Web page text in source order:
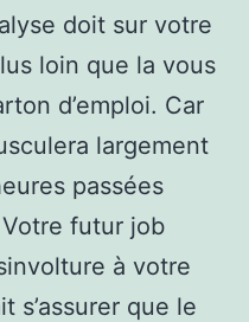
doit sur votre
loin que la vous
d’emploi. Car
largement
passées
futur job
à votre
s’assurer que le